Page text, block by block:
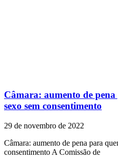
Câmara: aumento de
sexo sem consentimento
29 de novembro de 2022
Câmara: aumento de pena para
consentimento A Comissão de